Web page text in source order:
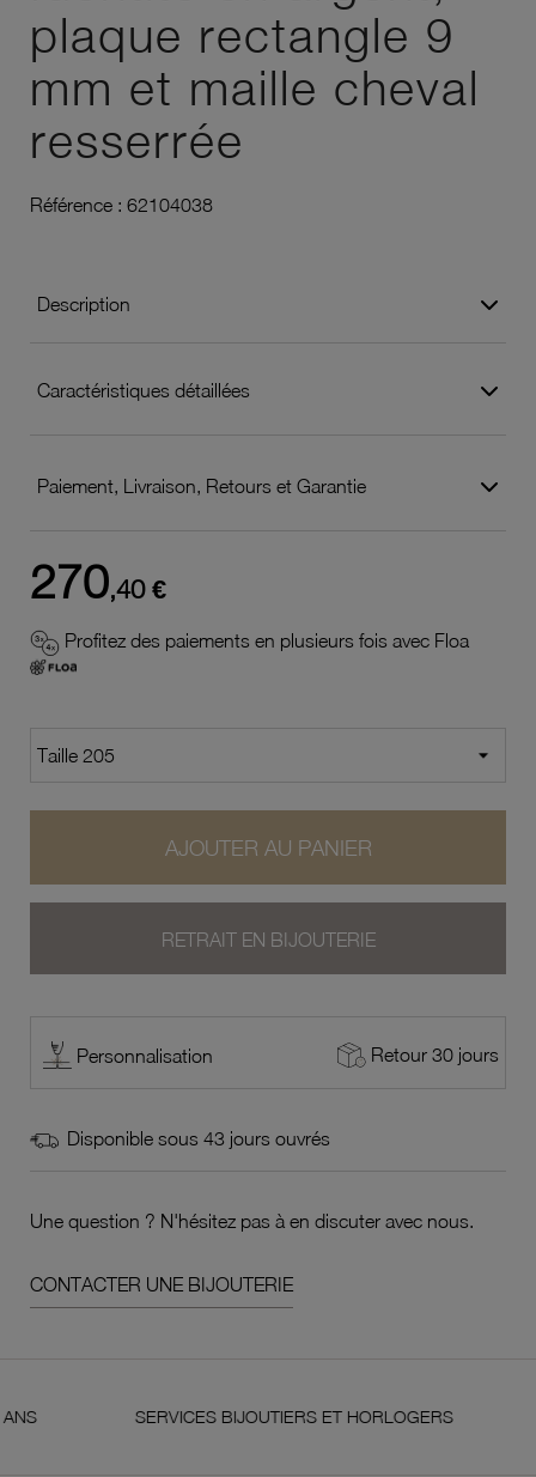
plaque rectangle 9
mm et maille cheval
resserrée
Référence : 62104038
Description
Caractéristiques détaillées
Paiement, Livraison, Retours et Garantie
270,40 €
Profitez des paiements en plusieurs fois avec Floa
AJOUTER AU PANIER
RETRAIT EN BIJOUTERIE
Personnalisation Retour 30 jours
Disponible sous 43 jours ouvrés
Une question ? N'hésitez pas à en discuter avec nous.
CONTACTER UNE BIJOUTERIE
SERVICES BIJOUTIERS ET HORLOGERS